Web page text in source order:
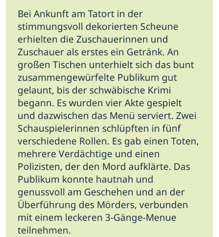
Bei Ankunft am Tatort in der
stimmungsvoll dekorierten Scheune
erhielten die Zuschauerinnen und
Zuschauer als erstes ein Getränk. An
großen Tischen unterhielt sich das bunt
zusammengewürfelte Publikum gut
gelaunt, bis der schwäbische Krimi
begann. Es wurden vier Akte gespielt
und dazwischen das Menü serviert. Zwei
Schauspielerinnen schlüpften in fünf
verschiedene Rollen. Es gab einen Toten,
mehrere Verdächtige und einen
Polizisten, der den Mord aufklärte. Das
Publikum konnte hautnah und
genussvoll am Geschehen und an der
Überführung des Mörders, verbunden
mit einem leckeren 3-Gänge-Menue
teilnehmen.